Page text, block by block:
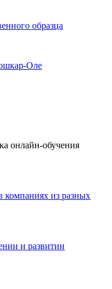
образца
онлайн-обучения
компаниях из разных
и развитии